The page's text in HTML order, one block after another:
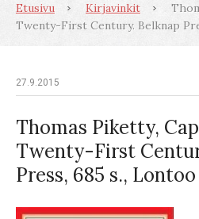
Etusivu Kirjavinkit
Twenty-First Century. Belknap
27.9.2015
Thomas Piketty,
Twenty-First
Press, 685 s., Lontoo